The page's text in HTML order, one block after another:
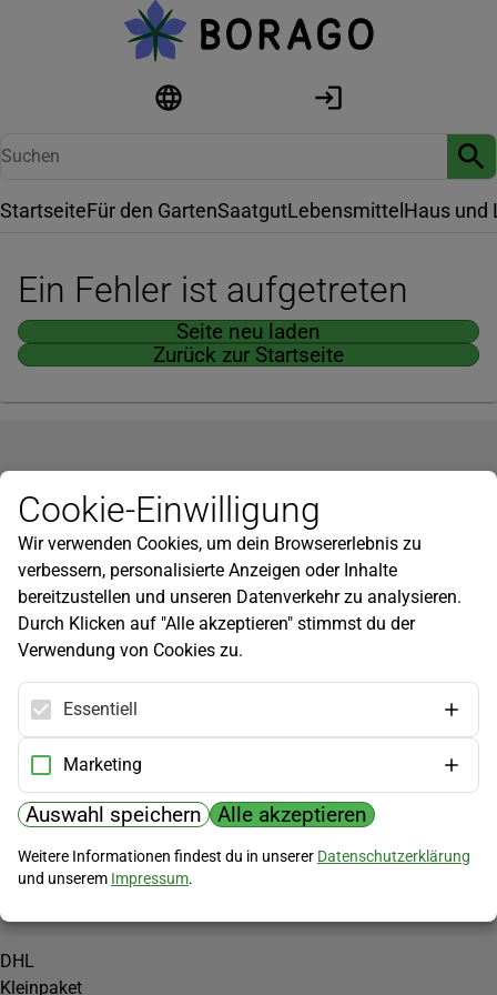
StartseiteFür den GartenSaatgutLebensmittel Haus und
Ein Fehler ist aufgetreten
Seite neu laden
Zurück zur Startseite
Newsletter
Infos zu neuen Produkten, Gartentipps und mehr findest du in
unserem Newsletter!
Jetzt anmelden
Hilfe
Kundenservice
Widerrufsbelehrung
Versandkosten
Zahlungsmöglichkeiten
PayPal
Vorkasse
Versand
DHL
Kleinpaket
Cookie-Einwilligung
Wir verwenden Cookies, um dein Browsererlebnis zu
verbessern, personalisierte Anzeigen oder Inhalte
bereitzustellen und unseren Datenverkehr zu analysieren.
Durch Klicken auf "Alle akzeptieren" stimmst du der
Verwendung von Cookies zu.
Essentiell
Marketing
Auswahl speichern Alle akzeptieren
Weitere Informationen findest du in unserer Datenschutzerklärung
und unserem Impressum.